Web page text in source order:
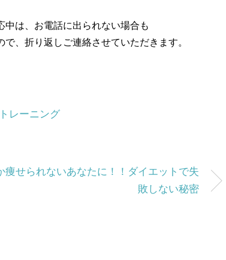
中は、お電話に出られない場合も
で、折り返しご連絡させていただきます。
レーニング
痩せられないあなたに！！ダイエットで失
敗しない秘密